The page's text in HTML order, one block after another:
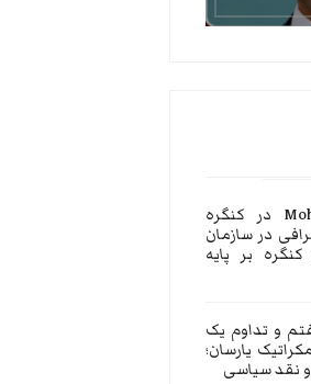
در کنگره
در سازمان
بر پایه
و تداوم یک
یارسان؛
و نقد سیاسی